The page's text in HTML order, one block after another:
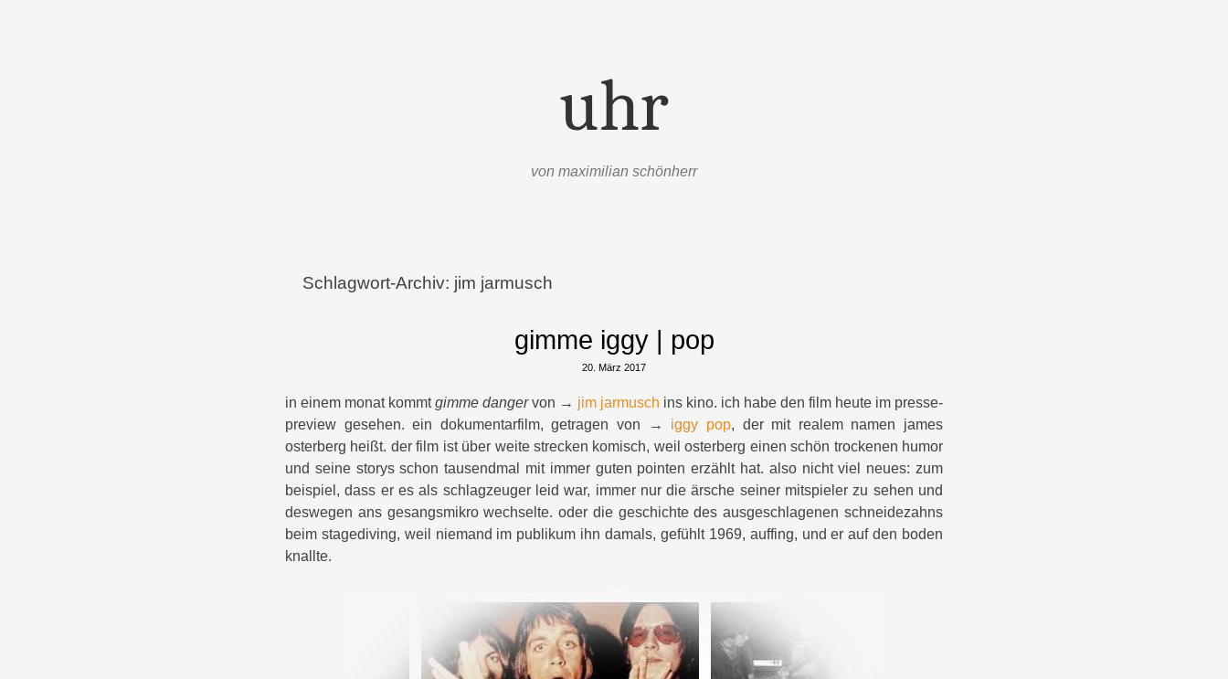
uhr
von maximilian schönherr
Schlagwort-Archiv: jim jarmusch
gimme iggy | pop
20. März 2017
in einem monat kommtgimme dangervon → jim jarmusch ins kino. ich habe den film heute im presse-
preview gesehen. ein dokumentarfilm, getragen von → iggy pop, der mit realem namen james
osterberg heißt. der film ist über weite strecken komisch, weil osterberg einen schön trockenen humor
und seine storys schon tausendmal mit immer guten pointen erzählt hat. also nicht viel neues: zum
beispiel, dass er es als schlagzeuger leid war, immer nur die ärsche seiner mitspieler zu sehen und
deswegen ans gesangsmikro wechselte. oder die geschichte des ausgeschlagenen schneidezahns
beim stagediving, weil niemand im publikum ihn damals, gefühlt 1969, auffing, und er auf den boden
knallte.